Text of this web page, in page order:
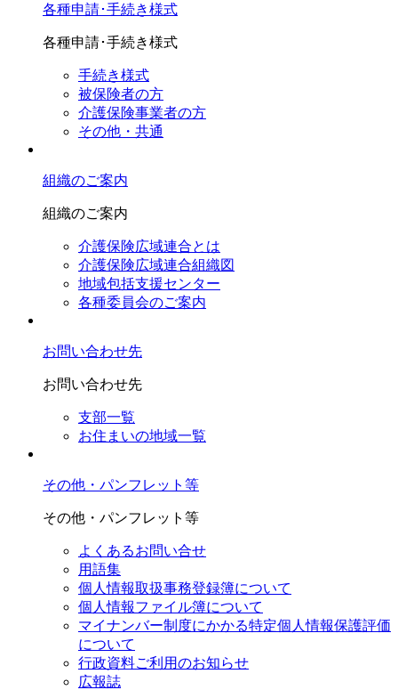
各種申請･手続き様式
各種申請･手続き様式
手続き様式
被保険者の方
介護保険事業者の方
その他・共通
組織のご案内
組織のご案内
介護保険広域連合とは
介護保険広域連合組織図
地域包括支援センター
各種委員会のご案内
お問い合わせ先
お問い合わせ先
支部一覧
お住まいの地域一覧
その他・パンフレット等
その他・パンフレット等
よくあるお問い合せ
用語集
個人情報取扱事務登録簿について
個人情報ファイル簿について
マイナンバー制度にかかる特定個人情報保護評価
について
行政資料ご利用のお知らせ
広報誌